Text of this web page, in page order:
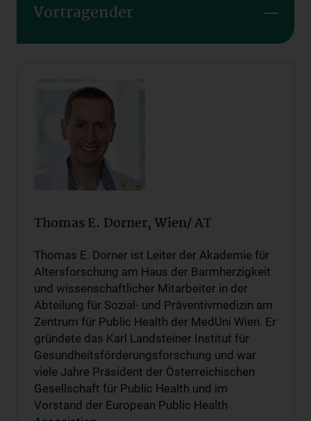
Vortragender
Thomas E. Dorner, Wien/ AT
Thomas E. Dorner ist Leiter der Akademie für
Altersforschung am Haus der Barmherzigkeit
und wissenschaftlicher Mitarbeiter in der
Abteilung für Sozial- und Präventivmedizin am
Zentrum für Public Health der MedUni Wien. Er
gründete das Karl Landsteiner Institut für
Gesundheitsförderungsforschung und war
viele Jahre Präsident der Österreichischen
Gesellschaft für Public Health und im
Vorstand der European Public Health